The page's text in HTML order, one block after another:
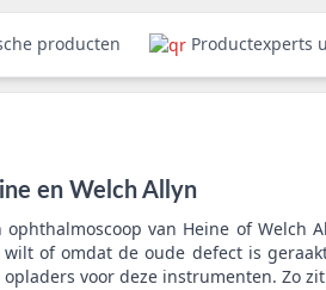
producten Productexperts
en Welch Allyn
van Heine of
of omdat de oude defect is
voor deze instrumenten. Zo